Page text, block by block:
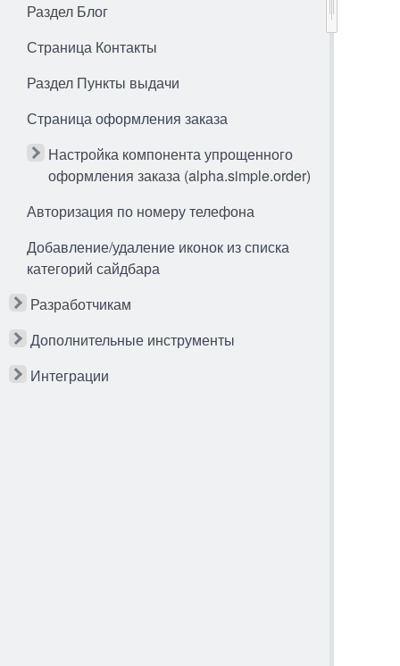
Раздел Блог
Страница Контакты
Раздел Пункты выдачи
Страница оформления заказа
Настройка компонента упрощенного
оформления заказа (alpha.simple.order)
Авторизация по номеру телефона
Добавление/удаление иконок из списка
категорий сайдбара
Разработчикам
Дополнительные инструменты
Интеграции